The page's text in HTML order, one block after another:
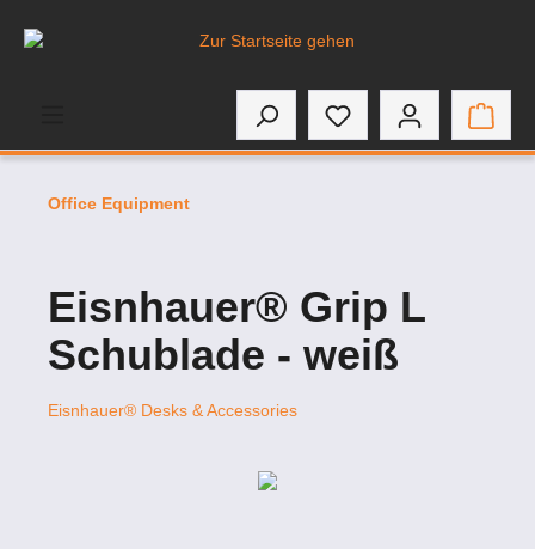
springen
Office Equipment
Eisnhauer® Grip L
Schublade - weiß
Eisnhauer® Desks & Accessories